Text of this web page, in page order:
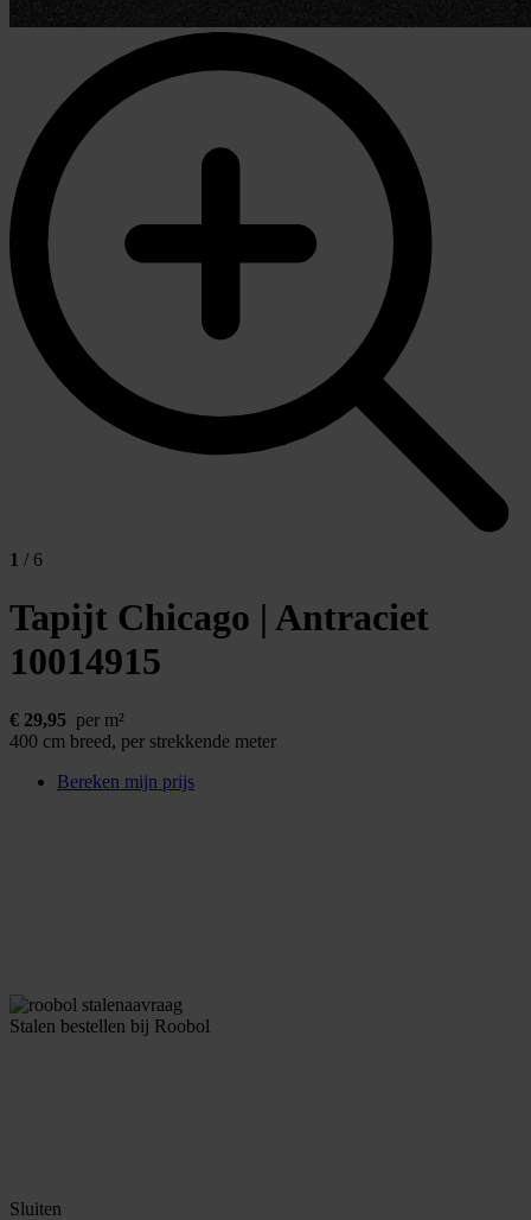
1 / 6
Tapijt Chicago | Antraciet
10014915
€ 29,95 per m²
400 cm breed, per strekkende meter
Bereken mijn prijs
Stalen bestellen bij Roobol
Sluiten